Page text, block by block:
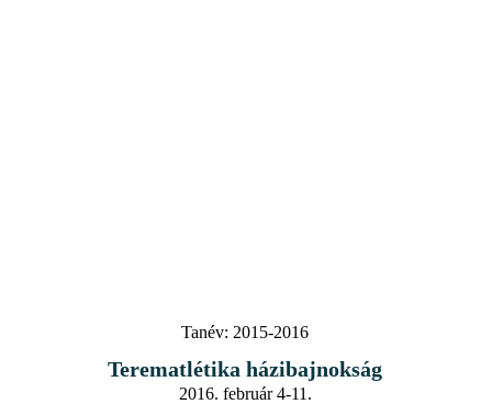
Tanév: 2015-2016
Terematlétika házibajnokság
2016. február 4-11.